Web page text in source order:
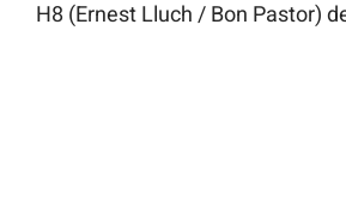
H8 (Ernest Lluch / Bon Pastor)